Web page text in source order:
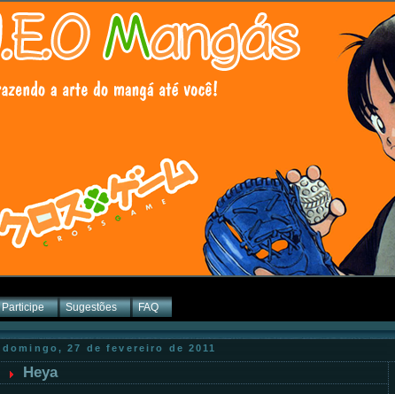
Participe Sugestões FAQ
domingo, 27 de fevereiro de 2011
Heya